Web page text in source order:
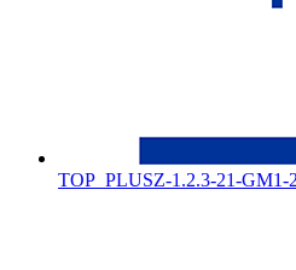
TOP_PLUSZ-1.2.3-21-GM1-